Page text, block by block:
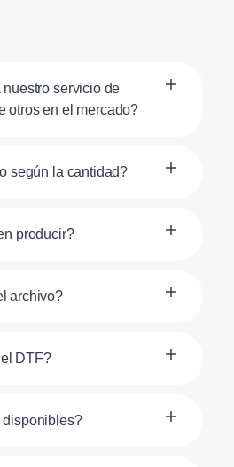
servicio de
otros en el mercado?
según la cantidad?
producir?
archivo?
DTF?
disponibles?